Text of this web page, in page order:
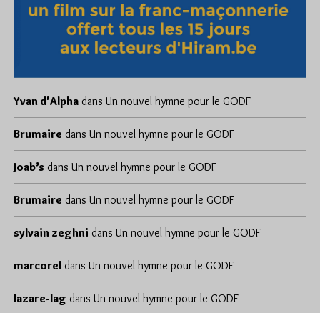
Yvan d'Alpha dans Un nouvel hymne pour le GODF
Brumaire dans Un nouvel hymne pour le GODF
Joab’s dans Un nouvel hymne pour le GODF
Brumaire dans Un nouvel hymne pour le GODF
sylvain zeghni dans Un nouvel hymne pour le GODF
marcorel dans Un nouvel hymne pour le GODF
lazare-lag dans Un nouvel hymne pour le GODF